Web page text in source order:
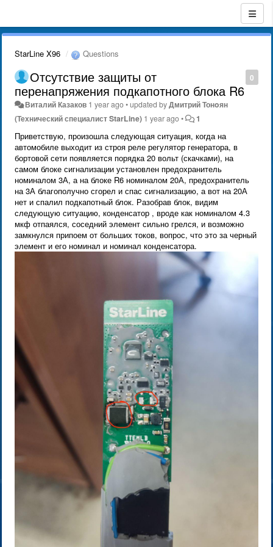
StarLine X96 Questions
0
Отсутствие защиты от
перенапряжения подкапотного блока R6
Виталий Казаков 1 year ago•updated byДмитрий Тонoян
(Технический специалист StarLine) 1 year ago• 1
Приветствую, произошла следующая ситуация, когда на
автомобиле выходит из строя реле регулятор генератора, в
бортовой сети появляется порядка 20 вольт (скачками), на
самом блоке сигнализации установлен предохранитель
номиналом 3А, а на блоке R6 номиналом 20А, предохранитель
на 3А благополучно сгорел и спас сигнализацию, а вот на 20А
нет и спалил подкапотный блок. Разобрав блок, видим
следующую ситуацию, конденсатор , вроде как номиналом 4.3
мкф отпаялся, соседний элемент сильно грелся, и возможно
замкнулся припоем от больших токов, вопрос, что это за черный
элемент и его номинал и номинал конденсатора.